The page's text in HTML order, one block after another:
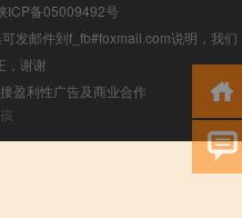
ICP备05009492号
发邮件到f_fb#foxmail.com说明，我们
，谢谢
盈利性广告及商业合作